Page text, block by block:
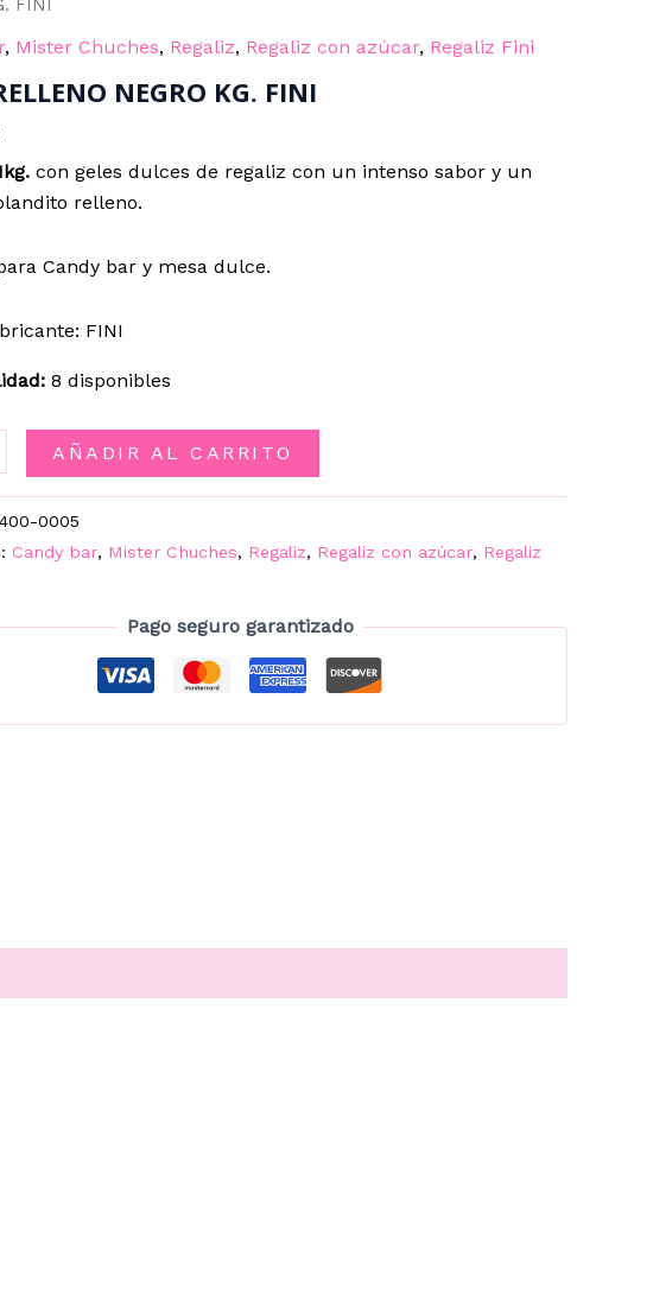
FINI
, Mister Chuches, Regaliz, Regaliz con azúcar, Regaliz Fini
NEGRO KG. FINI
con geles dulces de regaliz con un intenso sabor y un
relleno.
Candy bar y mesa dulce.
FINI
8 disponibles
AÑADIR AL CARRITO
0005
Candy bar, Mister Chuches, Regaliz, Regaliz con azúcar, Regaliz
Pago seguro garantizado